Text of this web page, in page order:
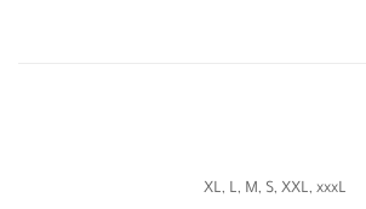
XL, L, M, S, XXL, xxxL